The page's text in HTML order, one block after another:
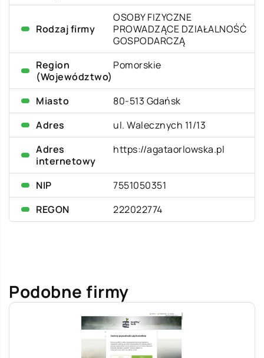
Rodzaj firmy
OSOBY FIZYCZNE
PROWADZĄCE DZIAŁALNOŚĆ
GOSPODARCZĄ
Region
(Województwo)
Pomorskie
Miasto
80-513 Gdańsk
Adres
ul. Walecznych 11/13
Adres
internetowy
https://agataorlowska.pl
NIP
7551050351
REGON
222022774
Podobne firmy